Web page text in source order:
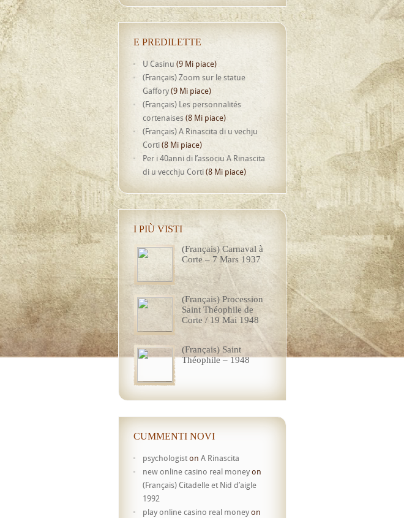
E PREDILETTE
U Casinu (9 Mi piace)
(Français) Zoom sur le statue
Gaffory(9 Mi piace)
(Français) Les personnalités
cortenaises (8 Mi piace)
(Français) A Rinascita di u vechju
Corti(8 Mi piace)
Per i 40anni di l’associu A Rinascita
di u vecchju Corti(8 Mi piace)
I PIÙ VISTI
(Français) Carnaval à
Corte – 7 Mars 1937
(Français) Procession
Saint Théophile de
Corte / 19 Mai 1948
(Français) Saint
Théophile – 1948
CUMMENTI NOVI
psychologiston A Rinascita
new online casino real moneyon
(Français) Citadelle et Nid d’aigle
1992
play online casino real moneyon